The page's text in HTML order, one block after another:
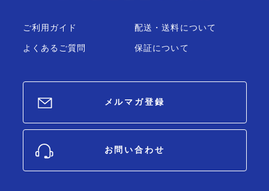
ご利用ガイド
よくあるご質問
配送・送料について
保証について
メルマガ登録
お問い合わせ